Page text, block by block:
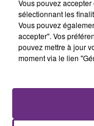
JEAN-JACQUES
On Ira
A
Vous pouvez
sélectionnant les
Vous pouvez
accepter". Vos
pouvez mettre à jour
moment via le lien